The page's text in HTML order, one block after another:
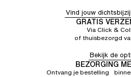
Vind jouw
GRATIS
Via Click &
of thuisbezorgd
Bekijk de
BEZORGING
Ontvang je bestelling